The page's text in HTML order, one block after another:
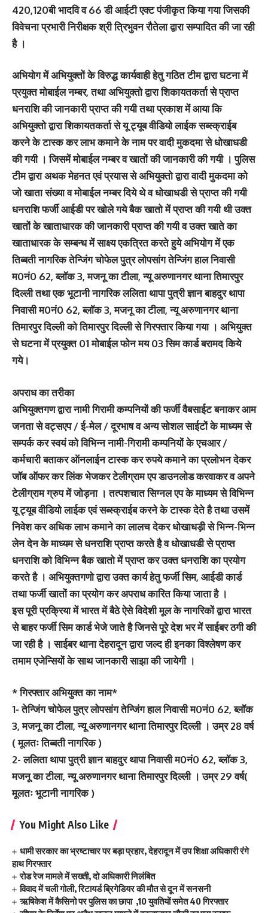
420,120बी भादवि व 66 डी आईटी एक्ट पंजीकृत किया गया जिसकी
विवेचना प्रभारी निरीक्षक श्री त्रिभुवन रौतेला द्वारा सम्पादित की जा रही
है ।
अभियोग में अभियुक्तों के विरुद्ध कार्यवाही हेतु गठित टीम द्वारा घटना में
प्रयुक्त मोबाईल नम्बर, तथा अभियुक्तो द्वारा शिकायतकर्ता से प्राप्त
धनराशि की जानकारी प्राप्त की गयी तथा प्रकाश में आया कि
अभियुक्तो द्वारा शिकायतकर्ता से यू ट्यूब वीडियो लाईक सब्स्क्राईब
करने के टास्क कर लाभ कमाने के नाम पर वादी मुकदमा से धोखाधडी
की गयी । जिसमें मोबाईल नम्बर व खातों की जानकारी की गयी । पुलिस
टीम द्वारा अथक मेहनत एवं प्रयास से अभियुक्तो द्वारा वादी मुकदमा को
जो खाता संख्या व मोबाईल नम्बर दिये थे व धोखाधडी से प्राप्त की गयी
धनराशि फर्जी आईडी पर खोले गये बैक खातो में प्राप्त की गयी थी उक्त
खातों के खाताधारक की जानकारी प्राप्त की गयी व उक्त खाते का
खाताधारक के सम्बन्ध में साक्ष्य एकत्रित करते हुये अभियोग में एक
तिब्बती नागरिक तेन्जिंग चोफेल पुत्र लोपसांग तेन्जिंग हाल निवासी
म0नं0 62, ब्लॉक 3, मजनू का टीला, न्यू अरुणानगर थाना तिमारपुर
दिल्ली तथा एक भूटानी नागरिक ललिता थापा पुत्री ज्ञान बाहदुर थापा
निवासी म0नं0 62, ब्लॉक 3, मजनू का टीला, न्यू अरुणानगर थाना
तिमारपुर दिल्ली को तिमारपुर दिल्ली से गिरफ्तार किया गया । अभियुक्त
से घटना में प्रयुक्त 01 मोबाईल फोन मय 03 सिम कार्ड बरामद किये
गये।
अपराध का तरीका
अभियुक्तगण द्वारा नामी गिरामी कम्पनियों की फर्जी वैबसाईट बनाकर आम
जनता से वट्सएप / ई-मेल / दूरभाष व अन्य सोशल साईटों के माध्यम से
सम्पर्क कर स्वयं को विभिन्न नामी-गिरामी कम्पनियों के एचआर /
कर्मचारी बताकर ऑनलाईन टास्क कर रुपये कमाने का प्रलोभन देकर
जॉब ऑफर कर लिंक भेजकर टेलीग्राम एप डाउनलोड करवाकर व अपने
टेलीग्राम ग्रुप में जोड़ना । तत्पशचात सिग्नल एप के माध्यम से विभिन्न
यू ट्यूब वीडियो लाईक एवं सब्स्क्राईब करने के टास्क देते है तथा उसमें
निवेश कर अधिक लाभ कमाने का लालच देकर धोखाधड़ी से भिन्न-भिन्न
लेन देन के माध्यम से धनराशि प्राप्त करते है व धोखाधडी से प्राप्त
धनराशि को विभिन्न बैक खातो में प्राप्त कर उक्त धनराशि का प्रयोग
करते है । अभियुक्तगणो द्वारा उक्त कार्य हेतु फर्जी सिम, आईडी कार्ड
तथा फर्जी खातों का प्रयोग कर अपराध कारित किया जाता है ।
इस पूरी प्रक्रिया में भारत में बैठे ऐसे विदेशी मूल के नागरिकों द्वारा भारत
से बाहर फर्जी सिम कार्ड भेजे जाते है जिनसे पूरे देश भर में साईबर ठगी की
जा रही है । साईबर थाना देहरादून द्वारा जल्द ही इनका विश्लेषण कर
तमाम एजेन्सियों के साथ जानकारी साझा की जायेगी ।
* गिरफ्तार अभियुक्त का नाम*
1- तेन्जिंग चोफेल पुत्र लोपसांग तेन्जिंग हाल निवासी म0नं0 62, ब्लॉक
3, मजनू का टीला, न्यू अरुणानगर थाना तिमारपुर दिल्ली । उम्र 28 वर्ष
( मूलतः तिब्बती नागरिक )
2- ललिता थापा पुत्री ज्ञान बाहदुर थापा निवासी म0नं0 62, ब्लॉक 3,
मजनू का टीला, न्यू अरुणानगर थाना तिमारपुर दिल्ली । उम्र 29 वर्ष(
मूलतः भूटानी नागरिक )
You Might Also Like
धामी सरकार का भ्रष्टाचार पर बड़ा प्रहार, देहरादून में उप शिक्षा अधिकारी रंगे
हाथ गिरफ्तार
रोड रेज मामले में सख्ती, दो अधिकारी निलंबित
विवाद में चली गोली, रिटायर्ड ब्रिगेडियर की मौत से दून में सनसनी
ऋषिकेश में कैसिनो पर पुलिस का छापा ,10 युवतियों समेत 40 गिरफ्तार